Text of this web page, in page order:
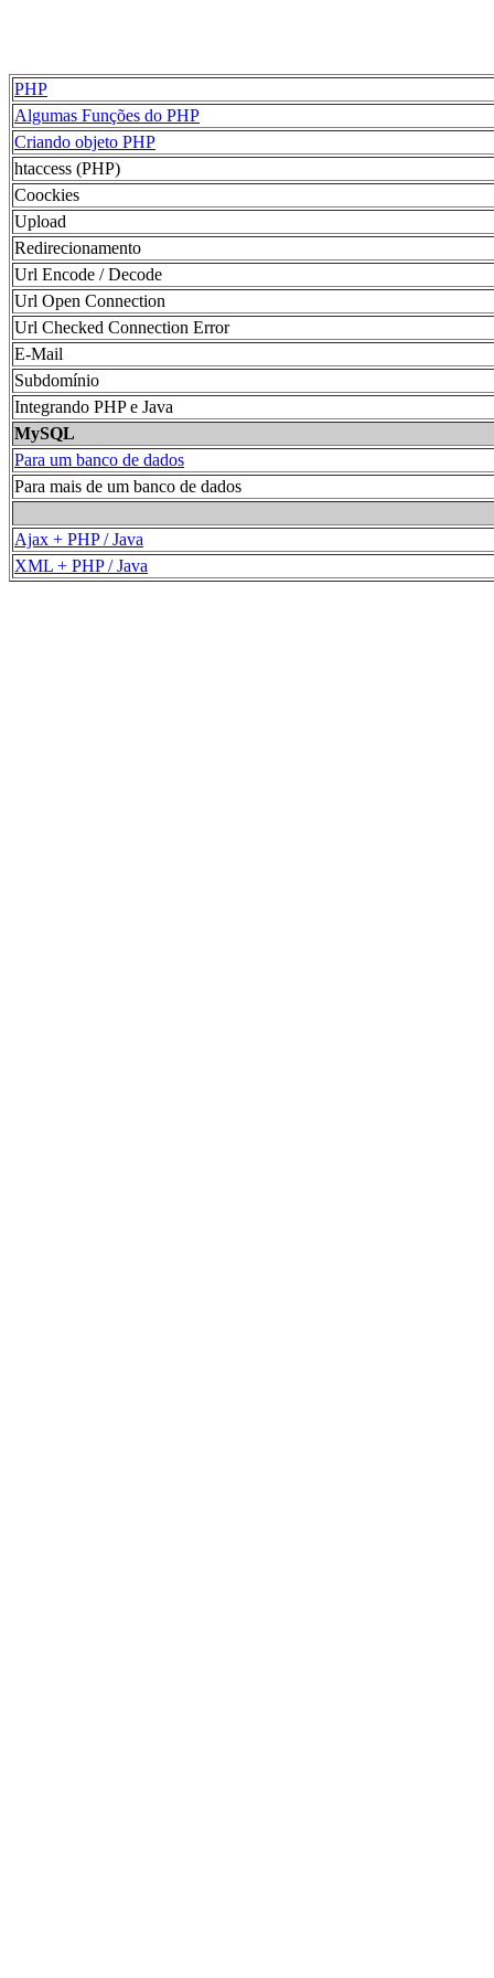
PHP
Algumas Funções do PHP
Criando objeto PHP
htaccess (PHP)
Coockies
Upload
Redirecionamento
Url Encode / Decode
Url Open Connection
Url Checked Connection Error
E-Mail
Subdomínio
Integrando PHP e Java
MySQL
Para um banco de dados
Para mais de um banco de dados
Ajax + PHP / Java
XML + PHP / Java